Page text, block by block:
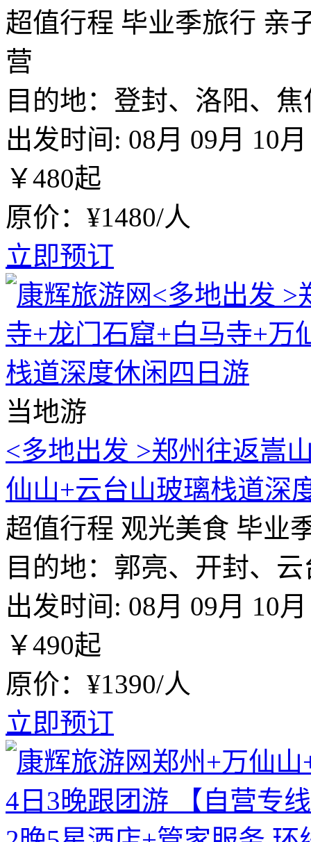
超值行程 毕业季旅行 亲
营
目的地：登封、洛阳、
出发时间: 08月 09月 10月
￥480起
原价：¥1480/人
立即预订
当地游
<多地出发 >郑州往返嵩
仙山+云台山玻璃栈道深
超值行程 观光美食 毕业
目的地：郭亮、开封、
出发时间: 08月 09月 10月
￥490起
原价：¥1390/人
立即预订